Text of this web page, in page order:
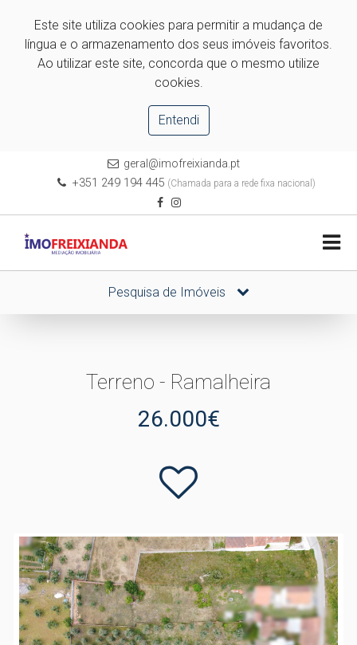
Este site utiliza cookies para permitir a mudança de
língua e o armazenamento dos seus imóveis favoritos.
Ao utilizar este site, concorda que o mesmo utilize
cookies.
Entendi
geral@imofreixianda.pt
+351 249 194 445 (Chamada para a rede fixa nacional)
Pesquisa de Imóveis
Terreno - Ramalheira
26.000€